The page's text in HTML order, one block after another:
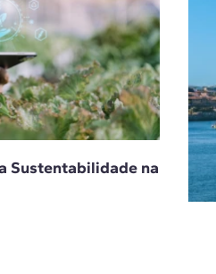
Sustentabilidade na